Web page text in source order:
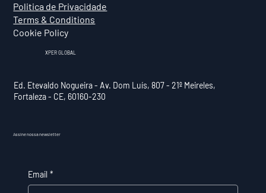
Politica de Privacidade
Terms & Conditions
Cookie Policy
XPER GLOBAL
Ed. Etevaldo Nogueira - Av. Dom Luís, 807 - 21º Meireles,
Fortaleza - CE, 60160-230
Assine nossa newsletter
Email *